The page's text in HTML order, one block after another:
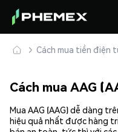
Cách mua tiền điện
Cách mua AAG
Mua AAG (AAG) dễ dàng
hiệu quả nhất được hàng